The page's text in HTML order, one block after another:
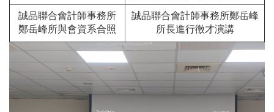
誠品聯合會計師事務所
鄭岳峰所與會資系合照
誠品聯合會計師事務所鄭岳峰
所長進行徵才演講